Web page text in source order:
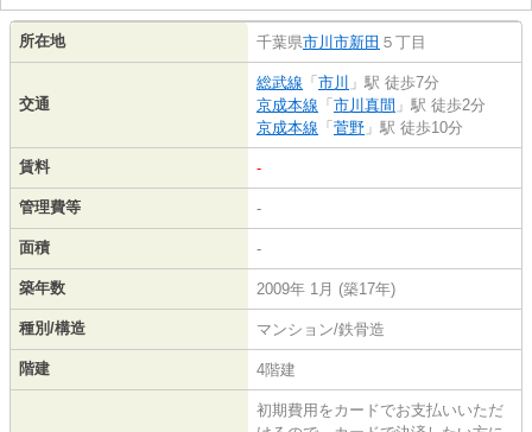
所在地 千葉県市川市新田 ５丁目
交通
総武線 「 市川 」駅 徒歩7分
京成本線 「 市川真間 」駅 徒歩2分
京成本線 「 菅野 」駅 徒歩10分
賃料 -
管理費等 -
面積 -
築年数 2009年 1月 (築17年)
種別/構造 マンション/鉄骨造
階建 4階建
初期費用をカードでお支払いいただ